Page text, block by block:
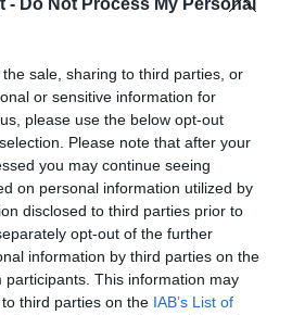
- Do Not Process My Personal
sale, sharing to third parties, or
or sensitive information for
please use the below opt-out
Please note that after your
you may continue seeing
on personal information utilized by
disclosed to third parties prior to
opt-out of the further
information by third parties on the
participants. This information may
third parties on the IAB’s List of
que hay con Barcelona.
catalanes.
como fuente preferida
gratuita
con las últimas noticias de